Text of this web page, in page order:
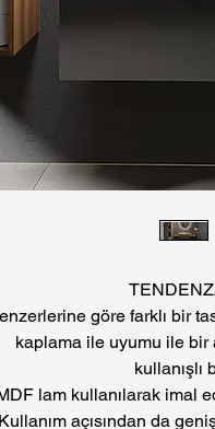
göre farklı bir
kaplama ile uyumu ile bir
kullanışlı
lam kullanılarak imal
açısından da